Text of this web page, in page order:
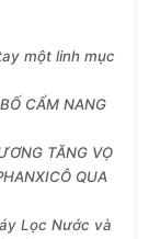
một linh mục
CẨM NANG
TĂNG VỌ
QUA
Lọc Nước và